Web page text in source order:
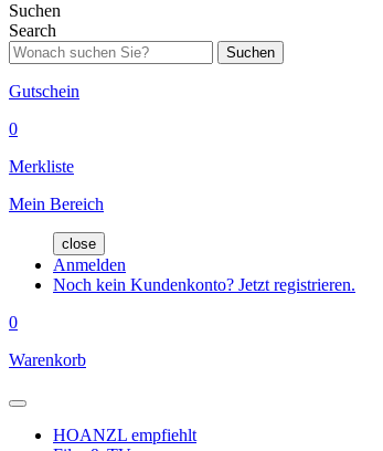
Suchen
Search
Suchen
Gutschein
0
Merkliste
Mein Bereich
close
Anmelden
Noch kein Kundenkonto? Jetzt registrieren.
0
Warenkorb
HOANZL empfiehlt